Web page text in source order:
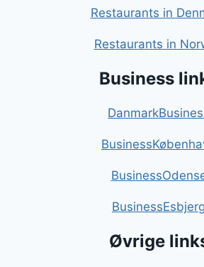
Restaurants in
Restaurants in
Business
BusinessEsbjerg
Øvrige